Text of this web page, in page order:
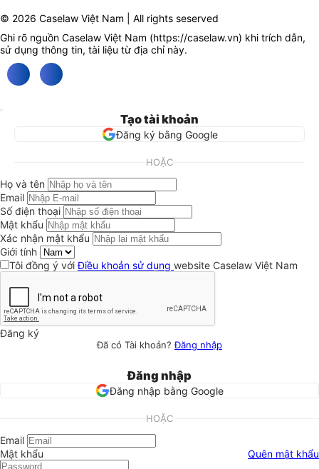
© 2026 Caselaw Việt Nam | All rights seserved
Ghi rõ nguồn Caselaw Việt Nam (https://caselaw.vn) khi trích dẫn,
sử dụng thông tin, tài liệu từ địa chỉ này.
Tạo tài khoản
Đăng ký bằng Google
HOẶC
Họ và tên
Email
Số điện thoại
Mật khẩu
Xác nhận mật khẩu
Giới tính
Tôi đồng ý vớiĐiều khoản sử dụng website Caselaw Việt Nam
Đăng ký
Đã có Tài khoản?Đăng nhập
Đăng nhập
Đăng nhập bằng Google
HOẶC
Email
Mật khẩu
Quên mật khẩu